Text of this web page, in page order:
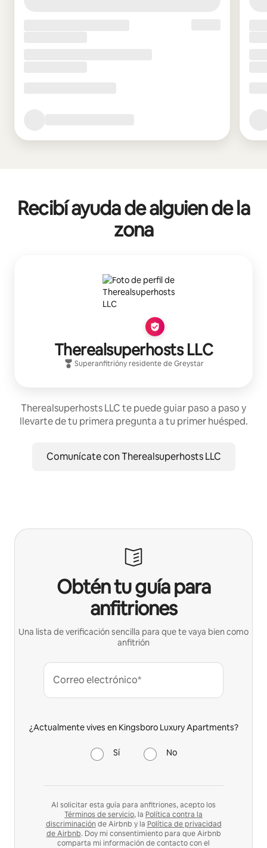
Recibí ayuda de alguien de la
zona
Therealsuperhosts LLC
Superanfitrióny residente deGreystar
Therealsuperhosts LLC te puede guiar paso a paso y
llevarte de tu primera pregunta a tu primer huésped.
Comunícate con Therealsuperhosts LLC
Obtén tu guía para
anfitriones
Una lista de verificación sencilla para que te vaya bien como
anfitrión
Correo electrónico*
¿Actualmente vives en Kingsboro Luxury Apartments?
Sí No
Al solicitar esta guía para anfitriones, acepto los
Términos de servicio, la Política contra la
discriminación de Airbnb y la Política de privacidad
de Airbnb. Doy mi consentimiento para que Airbnb
comparta mi información de contacto con el